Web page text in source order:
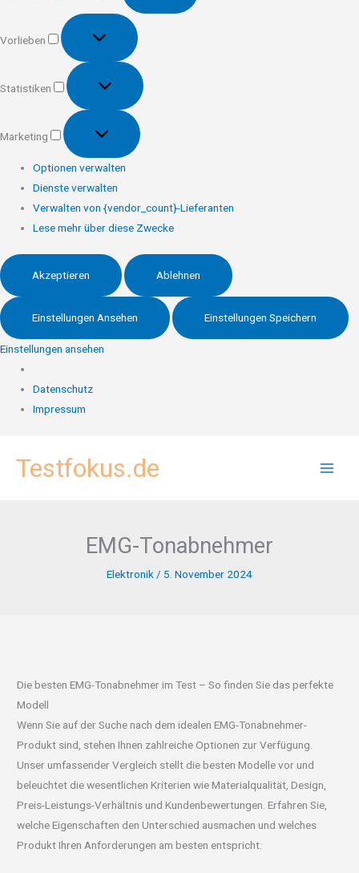
Vorlieben
Vorlieben
Statistiken
Statistiken
Marketing
Marketing
Optionen verwalten
Dienste verwalten
Verwalten von {vendor_count}-Lieferanten
Lese mehr über diese Zwecke
Akzeptieren Ablehnen
Einstellungen Ansehen Einstellungen Speichern
Einstellungen ansehen
Datenschutz
Impressum
InhaltTestfokus.de
EMG-Tonabnehmer
Elektronik / 5. November 2024
Die besten EMG-Tonabnehmer im Test – So finden Sie das perfekte
Modell
Wenn Sie auf der Suche nach dem idealen EMG-Tonabnehmer-
Produkt sind, stehen Ihnen zahlreiche Optionen zur Verfügung.
Unser umfassender Vergleich stellt die besten Modelle vor und
beleuchtet die wesentlichen Kriterien wie Materialqualität, Design,
Preis-Leistungs-Verhältnis und Kundenbewertungen. Erfahren Sie,
welche Eigenschaften den Unterschied ausmachen und welches
Produkt Ihren Anforderungen am besten entspricht.